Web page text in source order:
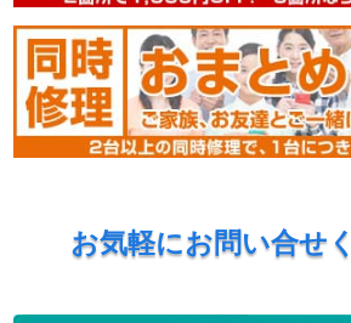
お気軽にお問い合せ